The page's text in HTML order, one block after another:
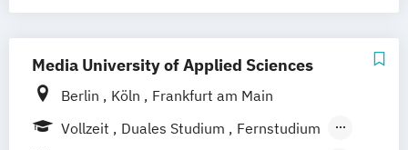
München Bochum Kaiserslautern
Wiesbaden Regenstauf Dresden
Hoyerswerda
Magdeburg Ostfildern
Schwentinental / Kiel
Stein / Nürnberg
Informationsdesign
Media University of Applied Sciences
Berlin Köln
Frankfurt am Main
Vollzeit
Duales Studium
Fernstudium